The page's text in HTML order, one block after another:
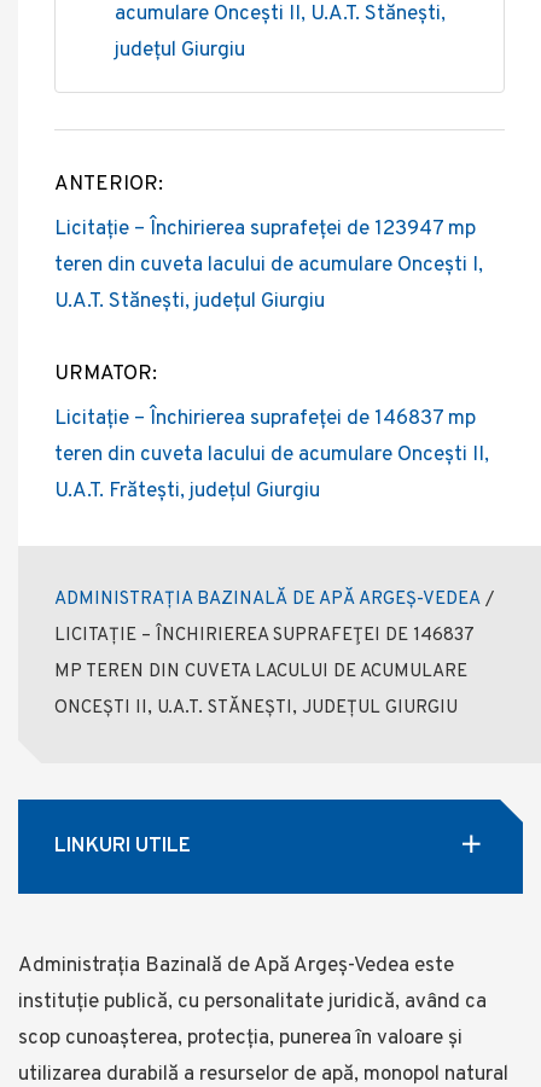
acumulare Oncești II, U.A.T. Stănești,
județul Giurgiu
Post
navigation
ANTERIOR:
Licitație – Închirierea suprafeței de 123947 mp
teren din cuveta lacului de acumulare Oncești I,
U.A.T. Stănești, județul Giurgiu
URMATOR:
Licitație – Închirierea suprafeței de 146837 mp
teren din cuveta lacului de acumulare Oncești II,
U.A.T. Frătești, județul Giurgiu
ADMINISTRAȚIA BAZINALĂ DE APĂ ARGEȘ-VEDEA /
LICITAȚIE – ÎNCHIRIEREA SUPRAFEŢEI DE 146837
MP TEREN DIN CUVETA LACULUI DE ACUMULARE
ONCEȘTI II, U.A.T. STĂNEȘTI, JUDEȚUL GIURGIU
LINKURI UTILE
Administrația Bazinală de Apă Argeș-Vedea este
instituție publică, cu personalitate juridică, având ca
scop cunoașterea, protecția, punerea în valoare și
utilizarea durabilă a resurselor de apă, monopol natural